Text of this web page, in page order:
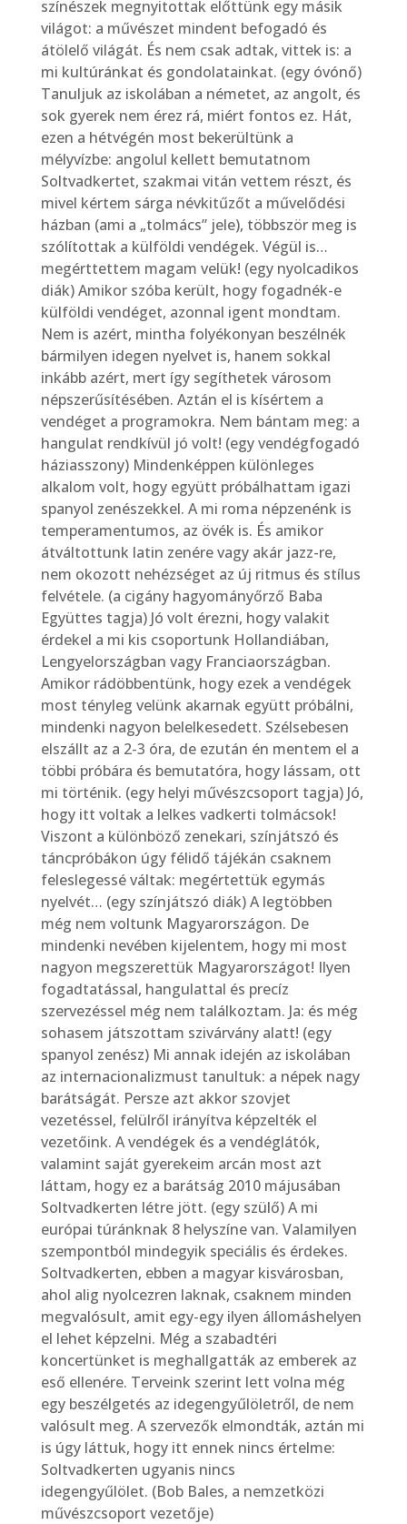
színészek megnyitottak előttünk egy másik
világot: a művészet mindent befogadó és
átölelő világát. És nem csak adtak, vittek is: a
mi kultúránkat és gondolatainkat. (egy óvónő)
Tanuljuk az iskolában a németet, az angolt, és
sok gyerek nem érez rá, miért fontos ez. Hát,
ezen a hétvégén most bekerültünk a
mélyvízbe: angolul kellett bemutatnom
Soltvadkertet, szakmai vitán vettem részt, és
mivel kértem sárga névkitűzőt a művelődési
házban (ami a „tolmács” jele), többször meg is
szólítottak a külföldi vendégek. Végül is…
megérttettem magam velük! (egy nyolcadikos
diák) Amikor szóba került, hogy fogadnék-e
külföldi vendéget, azonnal igent mondtam.
Nem is azért, mintha folyékonyan beszélnék
bármilyen idegen nyelvet is, hanem sokkal
inkább azért, mert így segíthetek városom
népszerűsítésében. Aztán el is kísértem a
vendéget a programokra. Nem bántam meg: a
hangulat rendkívül jó volt! (egy vendégfogadó
háziasszony) Mindenképpen különleges
alkalom volt, hogy együtt próbálhattam igazi
spanyol zenészekkel. A mi roma népzenénk is
temperamentumos, az övék is. És amikor
átváltottunk latin zenére vagy akár jazz-re,
nem okozott nehézséget az új ritmus és stílus
felvétele. (a cigány hagyományőrző Baba
Együttes tagja) Jó volt érezni, hogy valakit
érdekel a mi kis csoportunk Hollandiában,
Lengyelországban vagy Franciaországban.
Amikor rádöbbentünk, hogy ezek a vendégek
most tényleg velünk akarnak együtt próbálni,
mindenki nagyon belelkesedett. Szélsebesen
elszállt az a 2-3 óra, de ezután én mentem el a
többi próbára és bemutatóra, hogy lássam, ott
mi történik. (egy helyi művészcsoport tagja) Jó,
hogy itt voltak a lelkes vadkerti tolmácsok!
Viszont a különböző zenekari, színjátszó és
táncpróbákon úgy félidő tájékán csaknem
feleslegessé váltak: megértettük egymás
nyelvét… (egy színjátszó diák) A legtöbben
még nem voltunk Magyarországon. De
mindenki nevében kijelentem, hogy mi most
nagyon megszerettük Magyarországot! Ilyen
fogadtatással, hangulattal és precíz
szervezéssel még nem találkoztam. Ja: és még
sohasem játszottam szivárvány alatt! (egy
spanyol zenész) Mi annak idején az iskolában
az internacionalizmust tanultuk: a népek nagy
barátságát. Persze azt akkor szovjet
vezetéssel, felülről irányítva képzelték el
vezetőink. A vendégek és a vendéglátók,
valamint saját gyerekeim arcán most azt
láttam, hogy ez a barátság 2010 májusában
Soltvadkerten létre jött. (egy szülő) A mi
európai túránknak 8 helyszíne van. Valamilyen
szempontból mindegyik speciális és érdekes.
Soltvadkerten, ebben a magyar kisvárosban,
ahol alig nyolcezren laknak, csaknem minden
megvalósult, amit egy-egy ilyen állomáshelyen
el lehet képzelni. Még a szabadtéri
koncertünket is meghallgatták az emberek az
eső ellenére. Terveink szerint lett volna még
egy beszélgetés az idegengyűlöletről, de nem
valósult meg. A szervezők elmondták, aztán mi
is úgy láttuk, hogy itt ennek nincs értelme:
Soltvadkerten ugyanis nincs
idegengyűlölet. (Bob Bales, a nemzetközi
művészcsoport vezetője)